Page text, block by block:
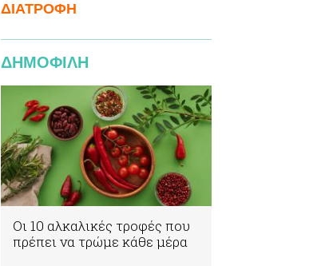
ΔΙΑΤΡΟΦΗ
ΔΗΜΟΦΙΛΗ
Οι 10 αλκαλικές τροφές που
πρέπει να τρώμε κάθε μέρα